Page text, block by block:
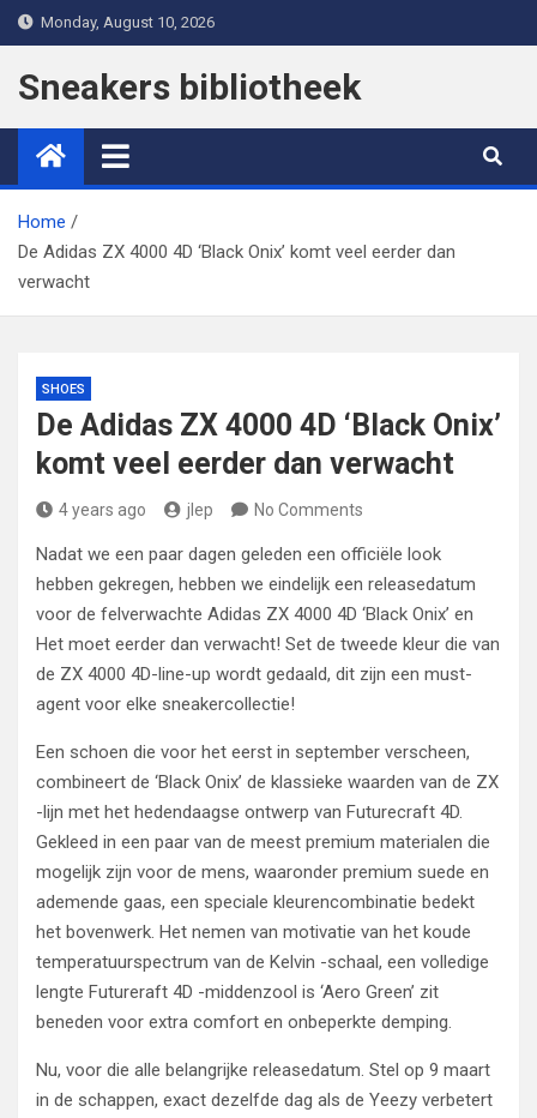
Skip
to
content
Monday, August 10, 2026
Sneakers bibliotheek
Home
De Adidas ZX 4000 4D ‘Black Onix’ komt veel eerder dan
verwacht
SHOES
De Adidas ZX 4000 4D ‘Black Onix’
komt veel eerder dan verwacht
4 years ago jlep No Comments
Nadat we een paar dagen geleden een officiële look
hebben gekregen, hebben we eindelijk een releasedatum
voor de felverwachte Adidas ZX 4000 4D ‘Black Onix’ en
Het moet eerder dan verwacht! Set de tweede kleur die van
de ZX 4000 4D-line-up wordt gedaald, dit zijn een must-
agent voor elke sneakercollectie!
Een schoen die voor het eerst in september verscheen,
combineert de ‘Black Onix’ de klassieke waarden van de ZX
-lijn met het hedendaagse ontwerp van Futurecraft 4D.
Gekleed in een paar van de meest premium materialen die
mogelijk zijn voor de mens, waaronder premium suede en
ademende gaas, een speciale kleurencombinatie bedekt
het bovenwerk. Het nemen van motivatie van het koude
temperatuurspectrum van de Kelvin -schaal, een volledige
lengte Futureraft 4D -middenzool is ‘Aero Green’ zit
beneden voor extra comfort en onbeperkte demping.
Nu, voor die alle belangrijke releasedatum. Stel op 9 maart
in de schappen, exact dezelfde dag als de Yeezy verbetert